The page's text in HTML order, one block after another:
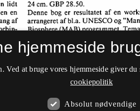
hjemmeside
at bruge vores hjemmeside giver
cookiepolitik
Absolut nødvendige